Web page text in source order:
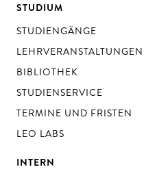
STUDIUM
STUDIENGÄNGE
LEHRVERANSTALTUNGEN
BIBLIOTHEK
STUDIENSERVICE
TERMINE UND FRISTEN
LEO LABS
INTERN